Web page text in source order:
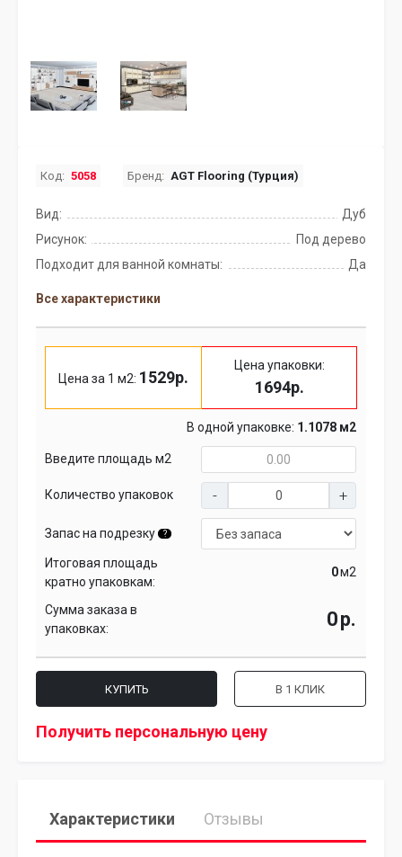
Код: 5058 Бренд: AGT Flooring (Турция)
Вид:
Дуб
Рисунок:
Под дерево
Подходит для ванной комнаты:
Да
Все характеристики
Цена за 1 м2: 1529р.
Цена упаковки:
1694р.
В одной упаковке: 1.1078 м2
Введите площадь м2
Количество упаковок
Запас на подрезку ?
Итоговая площадь
кратно упаковкам:
м2
Сумма заказа в
упаковках:
р.
КУПИТЬ В 1 КЛИК
Получить персональную цену
Характеристики Отзывы